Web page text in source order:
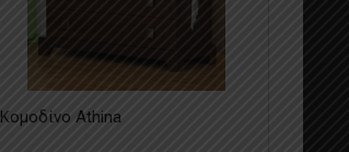
Κομοδίνο Athina